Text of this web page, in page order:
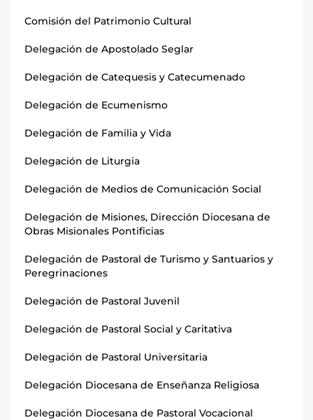
Comisión del Patrimonio Cultural
Delegación de Apostolado Seglar
Delegación de Catequesis y Catecumenado
Delegación de Ecumenismo
Delegación de Familia y Vida
Delegación de Liturgia
Delegación de Medios de Comunicación Social
Delegación de Misiones, Dirección Diocesana de
Obras Misionales Pontificias
Delegación de Pastoral de Turismo y Santuarios y
Peregrinaciones
Delegación de Pastoral Juvenil
Delegación de Pastoral Social y Caritativa
Delegación de Pastoral Universitaria
Delegación Diocesana de Enseñanza Religiosa
Delegación Diocesana de Pastoral Vocacional